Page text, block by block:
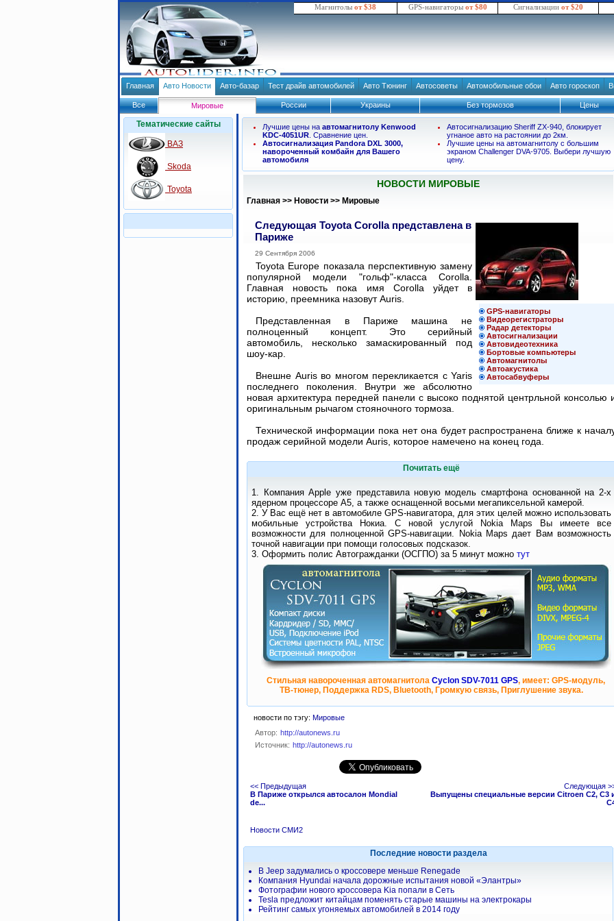
Магнитолы от $38 GPS-навигаторы от $80 Сигнализации от $20
Главная Авто Новости Авто-базар Тест драйв автомобилей Авто Тюнинг Автосоветы Автомобильные обои Авто гороскоп
Все Мировые России Украины Без тормозов Цены
Тематические сайты
ВАЗ
Skoda
Toyota
Лучшие цены на автомагнитолу Kenwood
KDC-4051UR . Сравнение цен.
Автосигнализация Pandora DXL 3000,
навороченный комбайн для Вашего
автомобиля
Автосигнализацию Sheriff ZX-940, блокирует
угнаное авто на растоянии до 2км.
Лучшие цены на автомагнитолу с большим
экраном Challenger DVA-9705. Выбери лучшую
цену.
НОВОСТИ МИРОВЫЕ
Главная >> Новости >> Мировые
GPS-навигаторы
Видеорегистраторы
Радар детекторы
Автосигнализации
Автовидеотехника
Бортовые компьютеры
Автомагнитолы
Автоакустика
Автосабвуферы
Следующая Toyota Corolla представлена в
Париже
29 Сентября 2006
Toyota Europe показала перспективную замену
популярной модели "гольф"-класса Corolla.
Главная новость пока имя Corolla уйдет в
историю, преемника назовут Auris.
Представленная в Париже машина не
полноценный концепт. Это серийный
автомобиль, несколько замаскированный под
шоу-кар.
Внешне Auris во многом перекликается с Yaris
последнего поколения. Внутри же абсолютно
новая архитектура передней панели с высоко поднятой центрльной консолью
оригинальным рычагом стояночного тормоза.
Технической информации пока нет она будет распространена ближе к
продаж серийной модели Auris, которое намечено на конец года.
Почитать ещё
1. Компания Apple уже представила новую модель смартфона основанной на 2-х
ядерном процессоре А5, а также оснащенной восьми мегапиксельной камерой.
2. У Вас ещё нет в автомобиле GPS-навигатора, для этих целей можно использовать
мобильные устройства Нокиа. С новой услугой Nokia Maps Вы имеете все
возможности для полноценной GPS-навигации. Nokia Maps дает Вам возможность
точной навигации при помощи голосовых подсказок.
3. Оформить полис Автогражданки (ОСГПО) за 5 минут можно тут
Стильная навороченная автомагнитолаCyclon SDV-7011 GPS, имеет: GPS-модуль,
ТВ-тюнер, Поддержка RDS, Bluetooth, Громкую связь, Приглушение звука.
новости по тэгу: Мировые
Автор: http://autonews.ru
Источник: http://autonews.ru
<< Предыдущая
В Париже открылся автосалон Mondial
de...
Следующая
Выпущены специальные версии Citroen C2, C3
Новости СМИ2
Последние новости раздела
В Jeep задумались о кроссовере меньше Renegade
Компания Hyundai начала дорожные испытания новой «Элантры»
Фотографии нового кроссовера Kia попали в Сеть
Tesla предложит китайцам поменять старые машины на электрокары
Рейтинг самых угоняемых автомобилей в 2014 году